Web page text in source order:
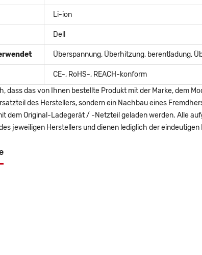
Li-ion
Dell
Überspannung, Überhitzung, berentladung,
CE-, RoHS-, REACH-konform
dass das von Ihnen bestellte Produkt mit der Marke, dem
des Herstellers, sondern ein Nachbau eines
dem Original-Ladegerät / -Netzteil geladen werden. Alle
jeweiligen Herstellers und dienen lediglich der